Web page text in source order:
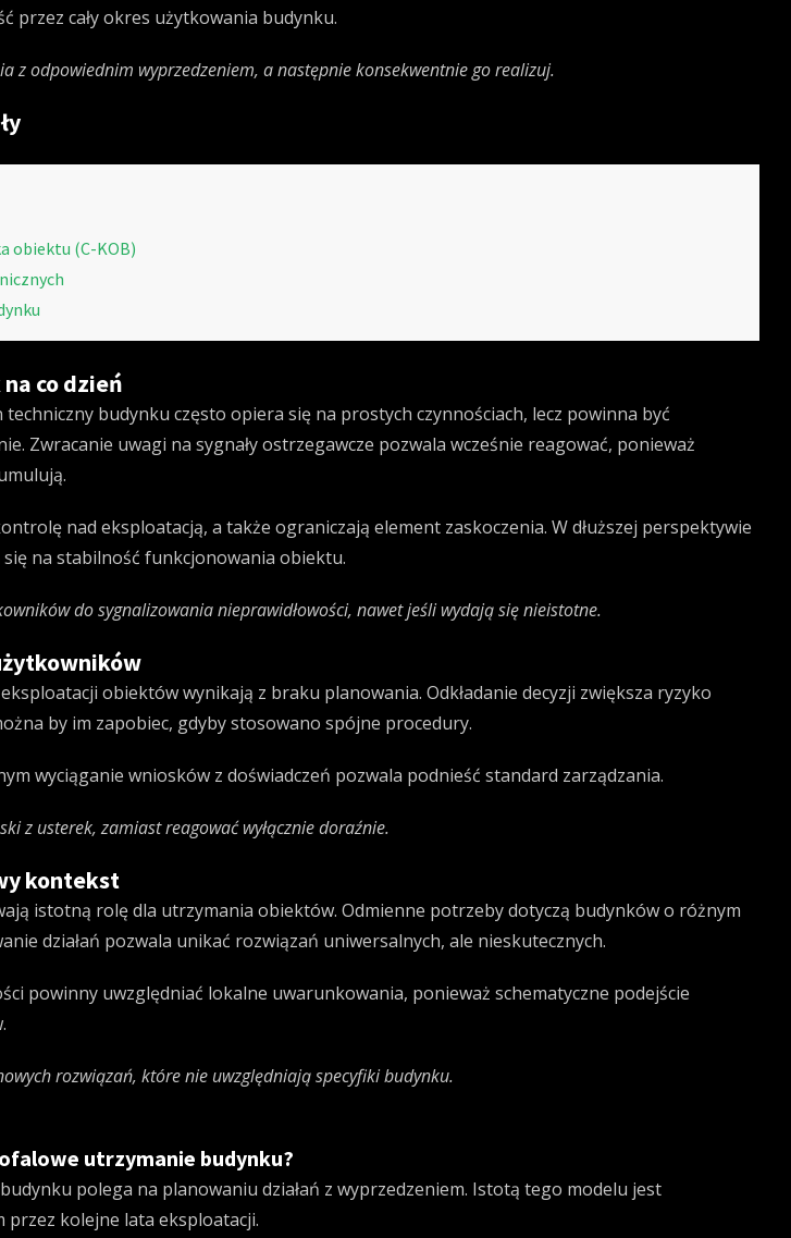
przez cały okres użytkowania budynku.
z odpowiednim wyprzedzeniem, a następnie konsekwentnie go realizuj.
obiektu (C-KOB)
co dzień
techniczny budynku często opiera się na prostych czynnościach, lecz powinna być
Zwracanie uwagi na sygnały ostrzegawcze pozwala wcześnie reagować, ponieważ
nad eksploatacją, a także ograniczają element zaskoczenia. W dłuższej perspektywie
się na stabilność funkcjonowania obiektu.
do sygnalizowania nieprawidłowości, nawet jeśli wydają się nieistotne.
obiektów wynikają z braku planowania. Odkładanie decyzji zwiększa ryzyko
by im zapobiec, gdyby stosowano spójne procedury.
wyciąganie wniosków z doświadczeń pozwala podnieść standard zarządzania.
z usterek, zamiast reagować wyłącznie doraźnie.
kontekst
istotną rolę dla utrzymania obiektów. Odmienne potrzeby dotyczą budynków o różnym
działań pozwala unikać rozwiązań uniwersalnych, ale nieskutecznych.
powinny uwzględniać lokalne uwarunkowania, ponieważ schematyczne podejście
rozwiązań, które nie uwzględniają specyfiki budynku.
utrzymanie budynku?
polega na planowaniu działań z wyprzedzeniem. Istotą tego modelu jest
kolejne lata eksploatacji.